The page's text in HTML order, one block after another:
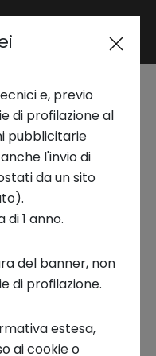
Area riservata
Lab |
e
e, previo
di profilazione al
pubblicitarie
l'invio di
da un sito
di 1 anno.
del banner, non
di profilazione.
estesa,
ai cookie o